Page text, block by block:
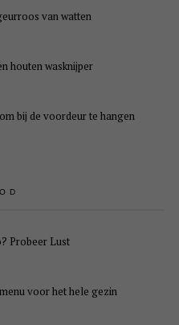
van watten
houten wasknijper
bij de voordeur te hangen
Probeer Lust
voor het hele gezin